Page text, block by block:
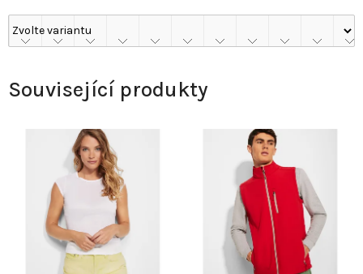
Související produkty